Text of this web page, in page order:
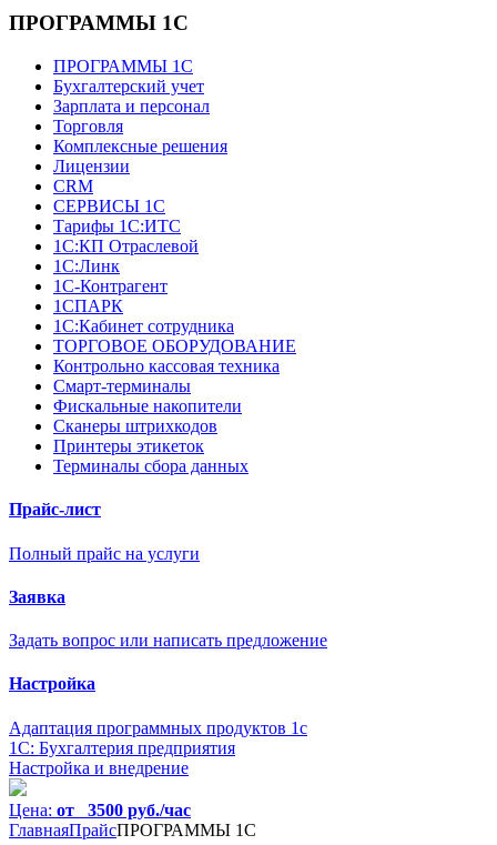
ПРОГРАММЫ 1С
ПРОГРАММЫ 1С
Бухгалтерский учет
Зарплата и персонал
Торговля
Комплексные решения
Лицензии
CRM
СЕРВИСЫ 1С
Тарифы 1С:ИТС
1С:КП Отраслевой
1С:Линк
1С-Контрагент
1СПАРК
1С:Кабинет сотрудника
ТОРГОВОЕ ОБОРУДОВАНИЕ
Контрольно кассовая техника
Смарт-терминалы
Фискальные накопители
Сканеры штрихкодов
Принтеры этикеток
Терминалы сбора данных
Прайс-лист
Полный прайс на услуги
Заявка
Задать вопрос или написать предложение
Настройка
Адаптация программных продуктов 1с
1С: Бухгалтерия предприятия
Настройка и внедрение
Цена: от 3500 руб./час
ГлавнаяПрайсПРОГРАММЫ 1С